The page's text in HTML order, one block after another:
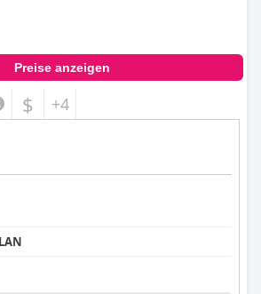
Preise anzeigen
$ +4